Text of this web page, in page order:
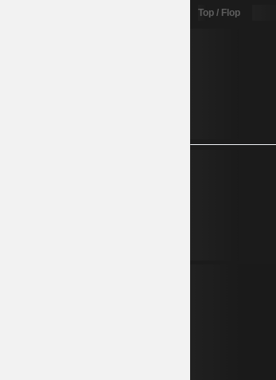
Top / Flop